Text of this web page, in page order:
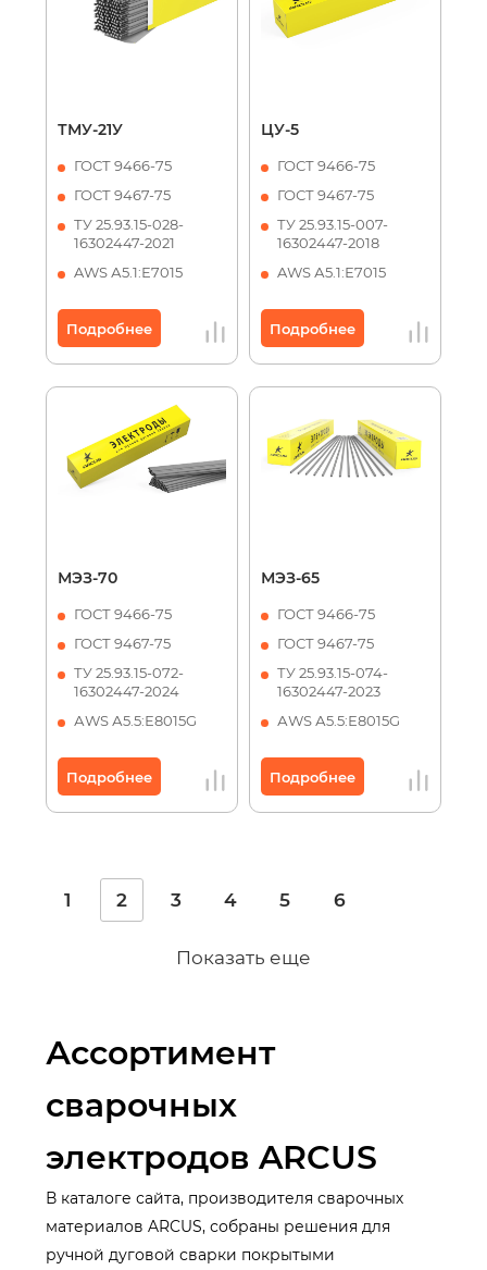
ТМУ-21У
ГОСТ 9466-75
ГОСТ 9467-75
ТУ 25.93.15-028-
16302447-2021
AWS А5.1:Е7015
Подробнее
ЦУ-5
ГОСТ 9466-75
ГОСТ 9467-75
ТУ 25.93.15-007-
16302447-2018
AWS А5.1:Е7015
Подробнее
МЭЗ-70
ГОСТ 9466-75
ГОСТ 9467-75
ТУ 25.93.15-072-
16302447-2024
АWS А5.5:Е8015G
Подробнее
МЭЗ-65
ГОСТ 9466-75
ГОСТ 9467-75
ТУ 25.93.15-074-
16302447-2023
АWS А5.5:Е8015G
Подробнее
1 2 3 4 5 6
Показать еще
Ассортимент
сварочных
электродов ARCUS
В каталоге сайта, производителя сварочных
материалов ARCUS, собраны решения для
ручной дуговой сварки покрытыми